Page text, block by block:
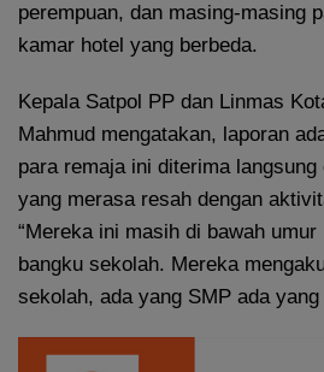
perempuan, dan masing-masing
kamar hotel yang berbeda.
Kepala Satpol PP dan Linmas
Mahmud mengatakan, laporan
para remaja ini diterima langsung
yang merasa resah dengan
“Mereka ini masih di bawah
bangku sekolah. Mereka
sekolah, ada yang SMP ada yang